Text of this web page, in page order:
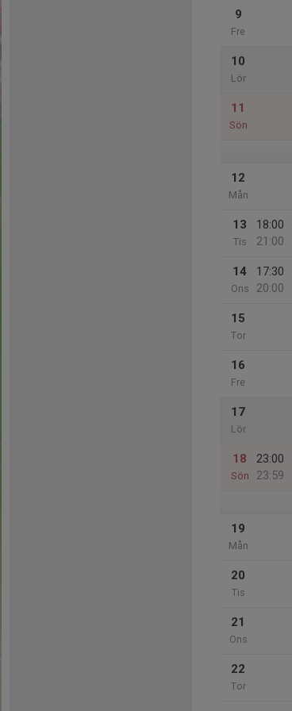
9
Fre
10
Lör
11
Sön
12
Mån
13
Tis
18:00
21:00
14
Ons
17:30
20:00
15
Tor
16
Fre
17
Lör
18
Sön
23:00
23:59
19
Mån
20
Tis
21
Ons
22
Tor